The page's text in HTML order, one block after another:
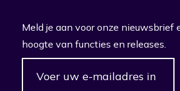
Meld je aan voor onze nieuwsbrief
hoogte van functies en releases.